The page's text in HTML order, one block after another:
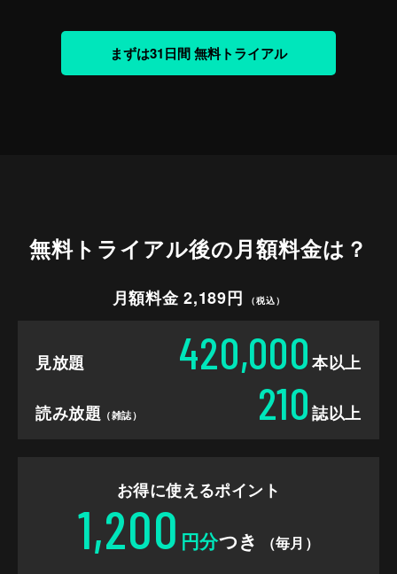
まずは31日間 無料トライアル
無料トライアル後の月額料金は？
月額料金 2,189円 （税込）
見放題 420,000 本以上
読み放題 （雑誌） 210 誌以上
お得に使えるポイント
1,200 円分つき （毎月）